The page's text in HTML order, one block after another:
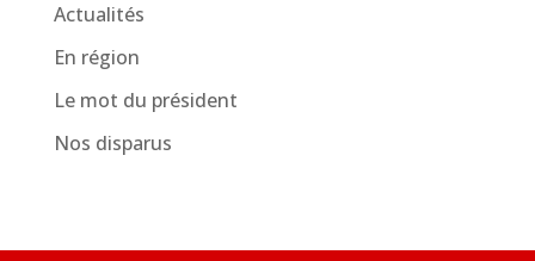
Actualités
En région
Le mot du président
Nos disparus